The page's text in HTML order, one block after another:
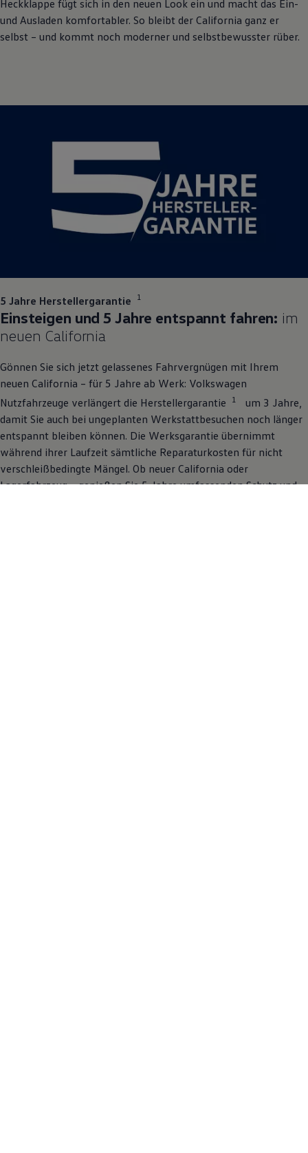
Heckklappe fügt sich in den neuen Look ein und macht das Ein-
und Ausladen komfortabler. So bleibt der California ganz er
selbst – und kommt noch moderner und selbstbewusster rüber.
5 Jahre Herstellergarantie 1
Einsteigen und 5 Jahre entspannt fahren: im
neuen California
Gönnen Sie sich jetzt gelassenes Fahrvergnügen mit Ihrem
neuen California – für 5 Jahre ab Werk: Volkswagen
Nutzfahrzeuge verlängert die Herstellergarantie 1
um 3 Jahre,
damit Sie auch bei ungeplanten Werkstattbesuchen noch länger
entspannt bleiben können. Die Werksgarantie übernimmt
während ihrer Laufzeit sämtliche Reparaturkosten für nicht
verschleißbedingte Mängel. Ob neuer California oder
Lagerfahrzeug – genießen Sie 5 Jahre umfassenden Schutz und